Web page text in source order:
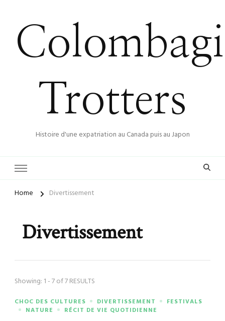
Trotters
Histoire d'une expatriation au Canada puis au Japon
Home Divertissement
Divertissement
Showing: 1 - 7 of 7 RESULTS
CHOC DES CULTURES DIVERTISSEMENT
FESTIVALS
NATURE
RÉCIT DE VIE QUOTIDIENNE